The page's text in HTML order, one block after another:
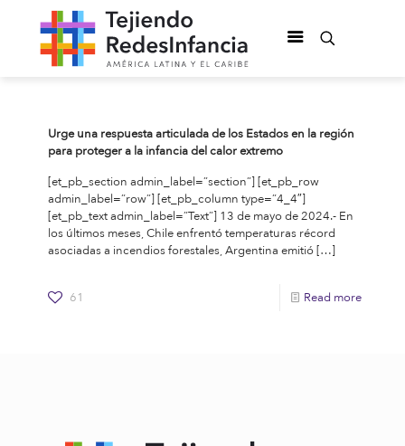
Urge una respuesta articulada de los Estados en la región
para proteger a la infancia del calor extremo
[et_pb_section admin_label=”section”] [et_pb_row
admin_label=”row”] [et_pb_column type=”4_4″]
[et_pb_text admin_label=”Text”] 13 de mayo de 2024.- En
los últimos meses, Chile enfrentó temperaturas récord
asociadas a incendios forestales, Argentina emitió[…]
61 Read more